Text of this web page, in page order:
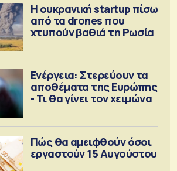
Η ουκρανική startup πίσω
από τα drones που
χτυπούν βαθιά τη Ρωσία
Ενέργεια: Στερεύουν τα
αποθέματα της Ευρώπης
- Τι θα γίνει τον χειμώνα
Πώς θα αμειφθούν όσοι
εργαστούν 15 Αυγούστου